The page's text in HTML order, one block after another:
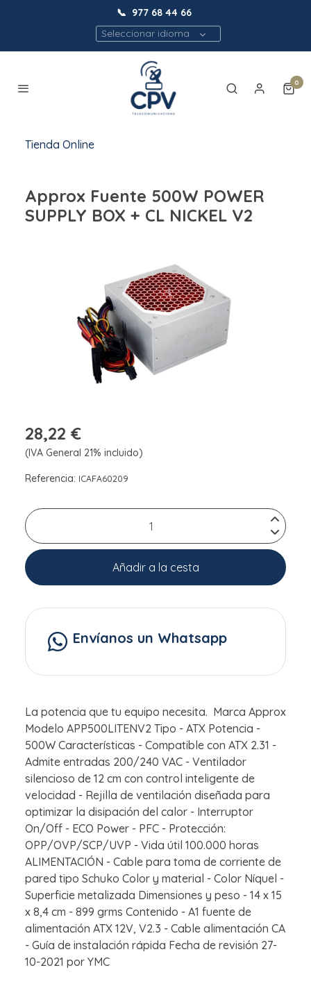
📞 977 68 44 66
Seleccionar idioma
0
Tienda Online
Approx Fuente 500W POWER
SUPPLY BOX + CL NICKEL V2
28,22 €
(IVA General 21% incluido)
Referencia: ICAFA60209
Añadir a la cesta
Envíanos un Whatsapp
La potencia que tu equipo necesita. Marca Approx
Modelo APP500LITENV2 Tipo - ATX Potencia -
500W Características - Compatible con ATX 2.31 -
Admite entradas 200/240 VAC - Ventilador
silencioso de 12 cm con control inteligente de
velocidad - Rejilla de ventilación diseñada para
optimizar la disipación del calor - Interruptor
On/Off - ECO Power - PFC - Protección:
OPP/OVP/SCP/UVP - Vida útil 100.000 horas
ALIMENTACIÓN - Cable para toma de corriente de
pared tipo Schuko Color y material - Color Níquel -
Superficie metalizada Dimensiones y peso - 14 x 15
x 8,4 cm - 899 grms Contenido - A1 fuente de
alimentación ATX 12V, V2.3 - Cable alimentación CA
- Guía de instalación rápida Fecha de revisión 27-
10-2021 por YMC